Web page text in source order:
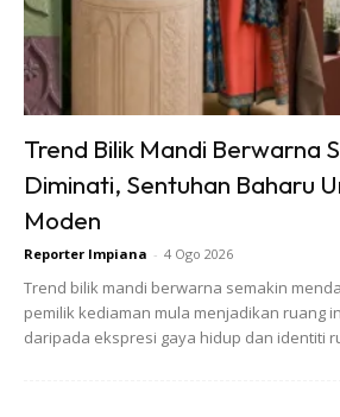
Trend Bilik Mandi Berwarna
Diminati, Sentuhan Baharu
Moden
Reporter Impiana - 4 Ogo 2026
Trend bilik mandi berwarna semakin
pemilik kediaman mula menjadikan ruang
daripada ekspresi gaya hidup dan identiti